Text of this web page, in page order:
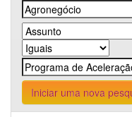
Iniciar uma nova